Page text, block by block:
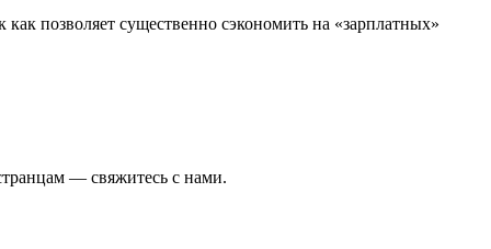
позволяет существенно сэкономить на «зарплатных»
— свяжитесь с нами.